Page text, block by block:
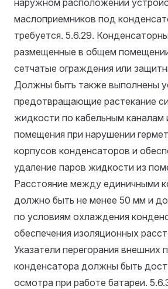
наружном расположении
маслоприемников под
требуется. 5.6.29.
размещенные в общем
сетчатые ограждения или
Должны бьггь также выполнены
предотвращающие растекание
жидкости по кабельным каналам
помещения при нарушении
корпусов конденсаторов и
удаление паров жидкости из
Расстояние между единичными
должно быть не менее 50 мм и
по условиям охлаждения
обеспечения изоляционных
Указатели перегорания внешних
конденсатора должны быть
осмотра при работе батареи.